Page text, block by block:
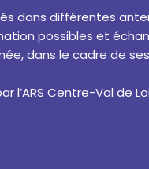
dans différentes
possibles et
dans le cadre de
Centre-Val de